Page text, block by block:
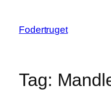
indhold
Fodertruget
Tag: